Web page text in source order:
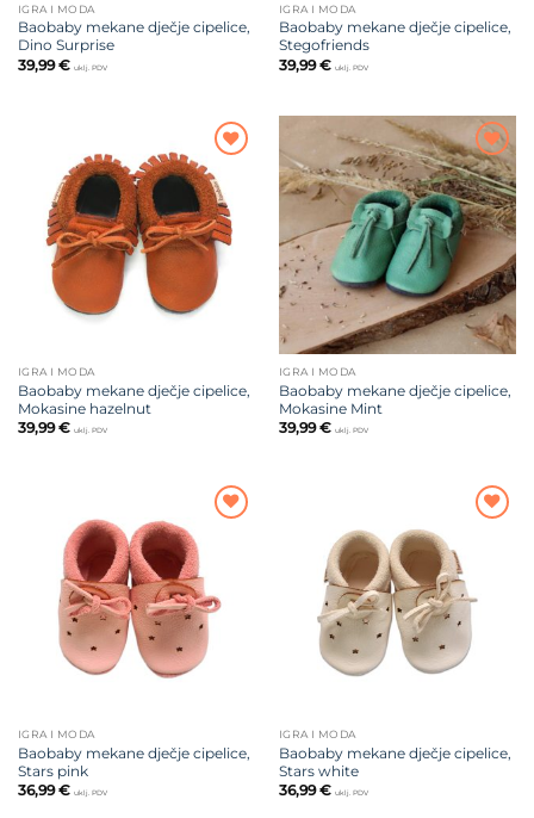
IGRA I MODA
Baobaby mekane dječje cipelice,
Dino Surprise
39,99€ uklj. PDV
IGRA I MODA
Baobaby mekane dječje cipelice,
Stegofriends
39,99€ uklj. PDV
Dodajte
na listu
želja
IGRA I MODA
Baobaby mekane dječje cipelice,
Mokasine hazelnut
39,99€ uklj. PDV
Dodajte
na listu
želja
IGRA I MODA
Baobaby mekane dječje cipelice,
Mokasine Mint
39,99€ uklj. PDV
na listu
IGRA I MODA
Baobaby mekane dječje cipelice,
Stars pink
36,99€ uklj. PDV
IGRA I MODA
Baobaby mekane dječje cipelice,
Stars white
36,99€ uklj. PDV